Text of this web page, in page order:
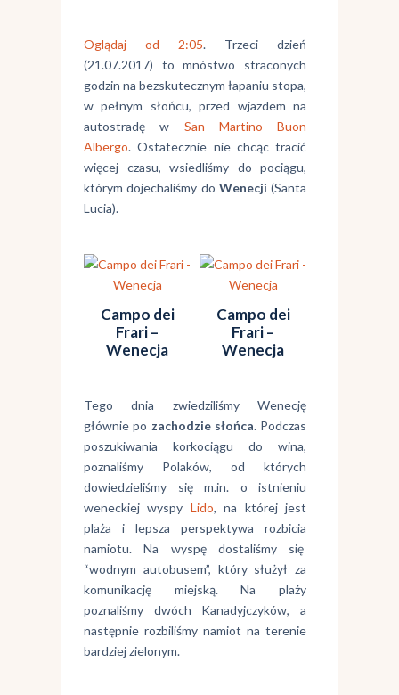
Oglądaj od 2:05. Trzeci dzień
(21.07.2017) to mnóstwo straconych
godzin na bezskutecznym łapaniu stopa,
w pełnym słońcu, przed wjazdem na
autostradę w San Martino Buon
Albergo. Ostatecznie nie chcąc tracić
więcej czasu, wsiedliśmy do pociągu,
którym dojechaliśmy do Wenecji (Santa
Lucia).
Campo dei
Frari –
Wenecja
Campo dei
Frari –
Wenecja
Tego dnia zwiedziliśmy Wenecję
głównie po zachodzie słońca. Podczas
poszukiwania korkociągu do wina,
poznaliśmy Polaków, od których
dowiedzieliśmy się m.in. o istnieniu
weneckiej wyspy Lido, na której jest
plaża i lepsza perspektywa rozbicia
namiotu. Na wyspę dostaliśmy się
“wodnym autobusem”, który służył za
komunikację miejską. Na plaży
poznaliśmy dwóch Kanadyjczyków, a
następnie rozbiliśmy namiot na terenie
bardziej zielonym.